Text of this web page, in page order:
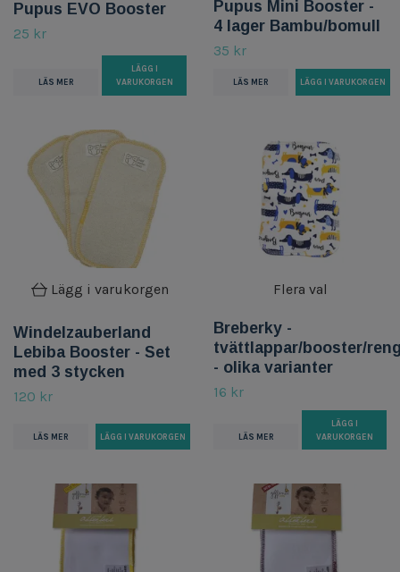
Pupus EVO Booster
25 kr
LÄS MER
LÄGG I
VARUKORGEN
Pupus Mini Booster -
4 lager Bambu/bomull
35 kr
LÄS MER
Lägg i varukorgen
Windelzauberland
Lebiba Booster - Set
med 3 stycken
120 kr
LÄS MER
Flera val
Breberky -
tvättlappar/booster/
- olika varianter
16 kr
LÄS MER
LÄGG I
VARUKORGEN